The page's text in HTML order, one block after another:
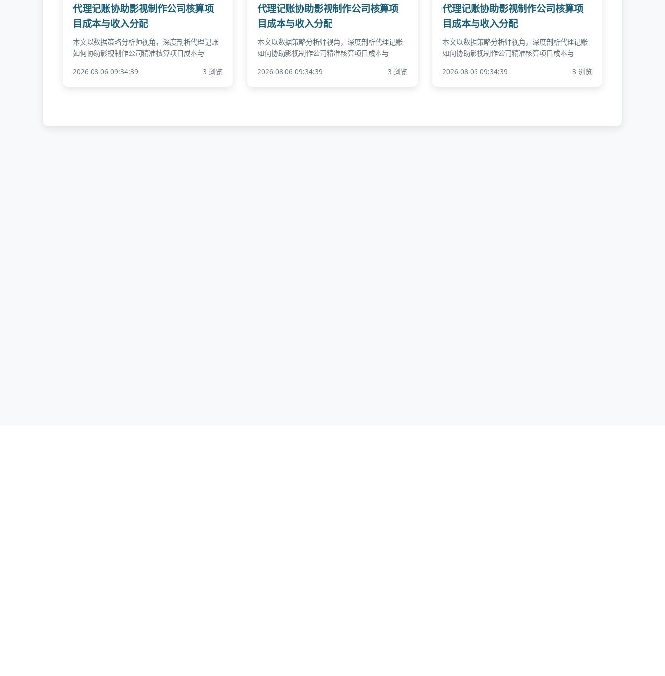
代理记账协助影视制作公司核算项
目成本与收入分配
本文以数据策略分析师视角，深度剖析代理记账
如何协助影视制作公司精准核算项目成本与
2026-08-06 09:34:39
3 浏览
代理记账协助影视制作公司核算项
目成本与收入分配
本文以数据策略分析师视角，深度剖析代理记账
如何协助影视制作公司精准核算项目成本与
2026-08-06 09:34:39
3 浏览
代理记账协助影视制作公司核算项
目成本与收入分配
本文以数据策略分析师视角，深度剖析代理记账
如何协助影视制作公司精准核算项目成本与
2026-08-06 09:34:39
3 浏览